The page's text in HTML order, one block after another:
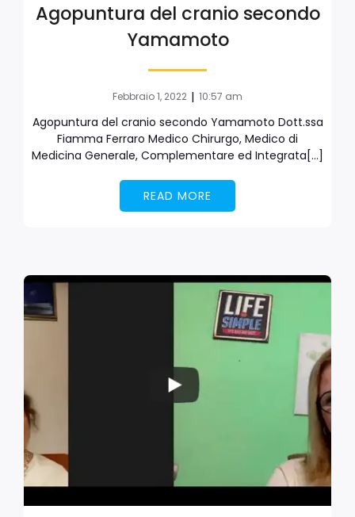
Agopuntura del cranio secondo
Yamamoto
Febbraio 1, 2022 | 10:57 am
Agopuntura del cranio secondo Yamamoto Dott.ssa
Fiamma Ferraro Medico Chirurgo, Medico di
Medicina Generale, Complementare ed Integrata[…]
READ MORE